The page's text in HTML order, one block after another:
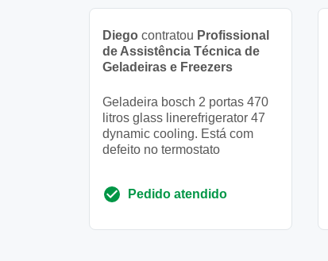
Diego contratou Profissional
de Assistência Técnica de
Geladeiras e Freezers
Geladeira bosch 2 portas 470
litros glass linerefrigerator 47
dynamic cooling. Está com
defeito no termostato
Pedido atendido